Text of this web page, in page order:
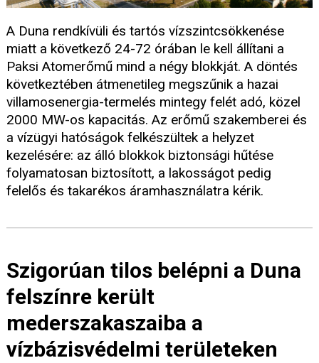
A Duna rendkívüli és tartós vízszintcsökkenése
miatt a következő 24-72 órában le kell állítani a
Paksi Atomerőmű mind a négy blokkját. A döntés
következtében átmenetileg megszűnik a hazai
villamosenergia-termelés mintegy felét adó, közel
2000 MW-os kapacitás. Az erőmű szakemberei és
a vízügyi hatóságok felkészültek a helyzet
kezelésére: az álló blokkok biztonsági hűtése
folyamatosan biztosított, a lakosságot pedig
felelős és takarékos áramhasználatra kérik.
Szigorúan tilos belépni a Duna
felszínre került
mederszakaszaiba a
vízbázisvédelmi területeken